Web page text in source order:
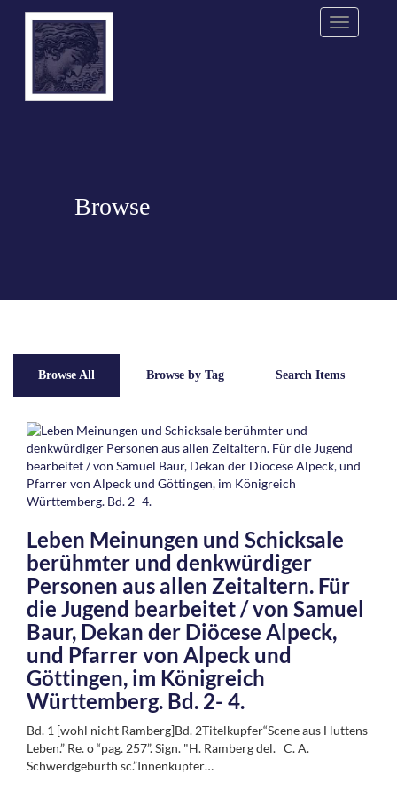
Menu
Browse
Browse All Browse by Tag Search Items
Leben Meinungen und Schicksale
berühmter und denkwürdiger
Personen aus allen Zeitaltern. Für
die Jugend bearbeitet / von Samuel
Baur, Dekan der Diöcese Alpeck,
und Pfarrer von Alpeck und
Göttingen, im Königreich
Württemberg. Bd. 2- 4.
Bd. 1 [wohl nicht Ramberg]Bd. 2Titelkupfer“Scene aus Huttens
Leben.” Re. o “pag. 257”. Sign. "H. Ramberg del. C. A.
Schwerdgeburth sc.”Innenkupfer…